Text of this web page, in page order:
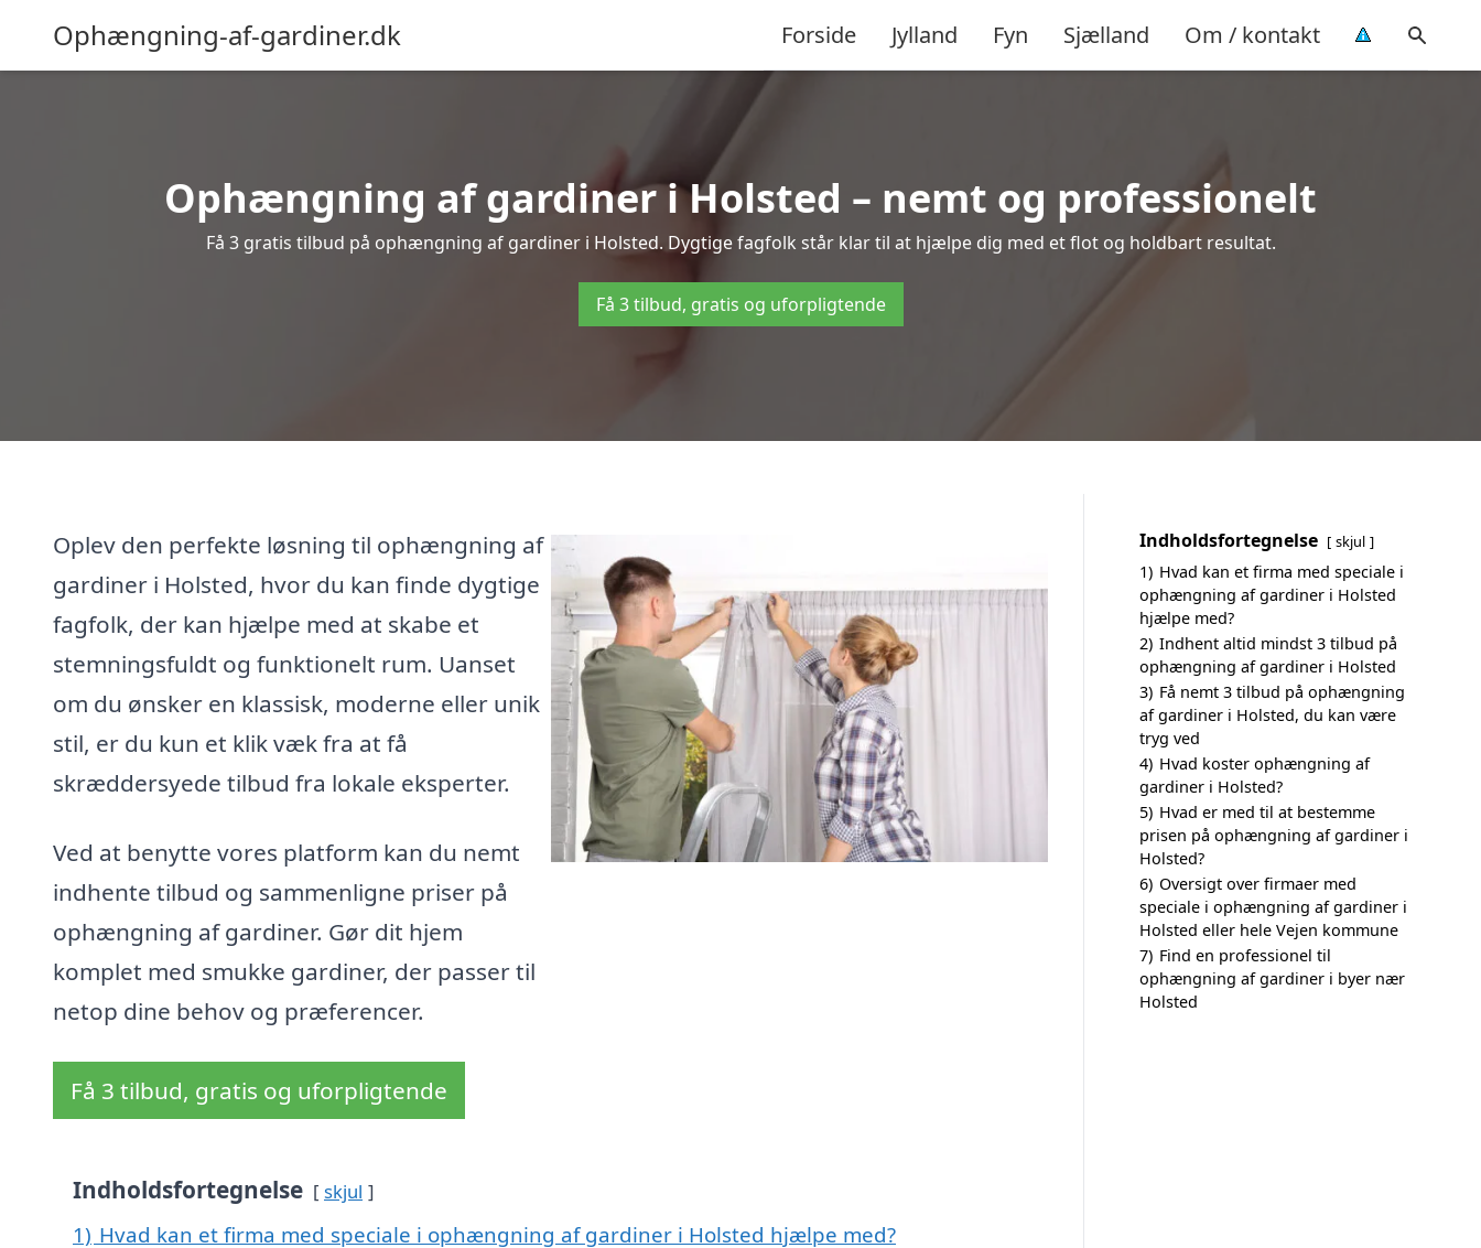
Ophængning-af-gardiner.dk Forside Jylland Fyn Sjælland Om / kontakt
Ophængning af gardiner i Holsted – nemt og professionelt
Få 3 gratis tilbud på ophængning af gardiner i Holsted. Dygtige fagfolk står klar til at hjælpe dig med et flot og holdbart resultat.
Få 3 tilbud, gratis og uforpligtende
Oplev den perfekte løsning til ophængning af
gardiner i Holsted, hvor du kan finde dygtige
fagfolk, der kan hjælpe med at skabe et
stemningsfuldt og funktionelt rum. Uanset
om du ønsker en klassisk, moderne eller unik
stil, er du kun et klik væk fra at få
skræddersyede tilbud fra lokale eksperter.
Ved at benytte vores platform kan du nemt
indhente tilbud og sammenligne priser på
ophængning af gardiner. Gør dit hjem
komplet med smukke gardiner, der passer til
netop dine behov og præferencer.
Få 3 tilbud, gratis og uforpligtende
Indholdsfortegnelse skjul
1) Hvad kan et firma med speciale i ophængning af gardiner i Holsted hjælpe med?
Indholdsfortegnelse skjul
1) Hvad kan et firma med speciale i
ophængning af gardiner i Holsted
hjælpe med?
2) Indhent altid mindst 3 tilbud på
ophængning af gardiner i Holsted
3) Få nemt 3 tilbud på ophængning
af gardiner i Holsted, du kan være
tryg ved
4) Hvad koster ophængning af
gardiner i Holsted?
5) Hvad er med til at bestemme
prisen på ophængning af gardiner i
Holsted?
6) Oversigt over firmaer med
speciale i ophængning af gardiner i
Holsted eller hele Vejen kommune
7) Find en professionel til
ophængning af gardiner i byer nær
Holsted